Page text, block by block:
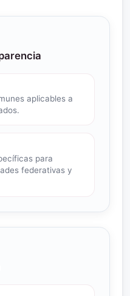
aplicables a
para
federativas y